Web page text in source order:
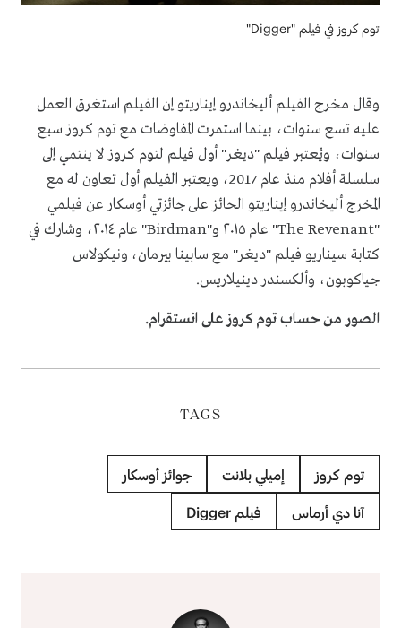
توم كروز في فيلم "Digger"
وقال مخرج الفيلم أليخاندرو إيناريتو إن الفيلم استغرق العمل
عليه تسع سنوات، بينما استمرت المفاوضات مع توم كروز سبع
سنوات، ويُعتبر فيلم "ديغر" أول فيلم لتوم كروز لا ينتمي إلى
سلسلة أفلام منذ عام 2017، ويعتبر الفيلم أول تعاون له مع
المخرج أليخاندرو إيناريتو الحائز على جائزتي أوسكار عن فيلمي
"The Revenant" عام ٢٠١٥ و"Birdman" عام ٢٠١٤، وشارك في
كتابة سيناريو فيلم "ديغر" مع سابينا بيرمان، ونيكولاس
جياكوبون، وألكسندر دينيلاريس.
الصور من حساب توم كروز على انستقرام.
TAGS
توم كروز إميلي بلانت جوائز أوسكار
آنا دي أرماس فيلم Digger